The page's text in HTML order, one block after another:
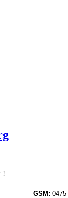
!
GSM: